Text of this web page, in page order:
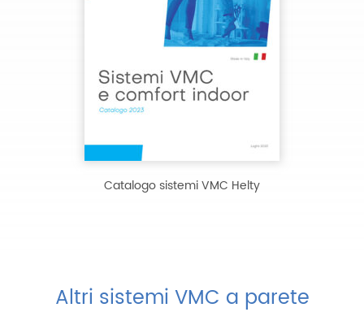
Catalogo sistemi VMC Helty
Altri sistemi VMC a parete